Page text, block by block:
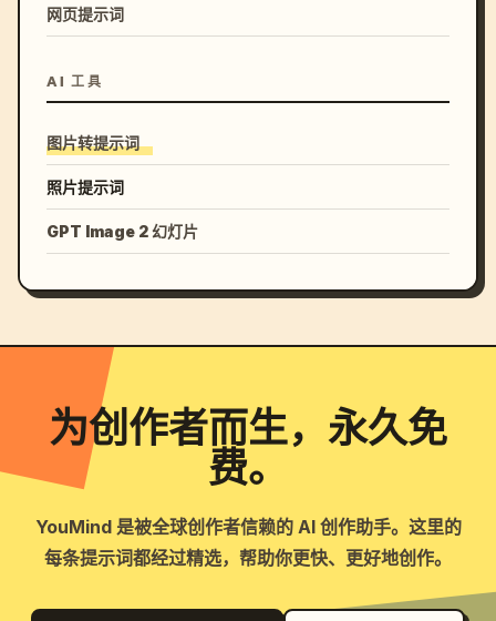
网页提示词
AI 工具
图片转提示词
照片提示词
GPT Image 2 幻灯片
为创作者而生，永久免
费。
YouMind 是被全球创作者信赖的 AI 创作助手。这里的
每条提示词都经过精选，帮助你更快、更好地创作。